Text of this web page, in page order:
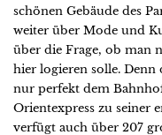
schönen Gebäude des
weiter über Mode und
über die Frage, ob man
hier logieren solle.
nur perfekt dem
Orientexpress zu seiner
verfügt auch über 207